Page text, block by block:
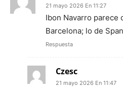
21 mayo 2026 En 11:27
Ibon Navarro parece
Barcelona; lo de
Respuesta
Czesc
21 mayo 2026 En 11:47